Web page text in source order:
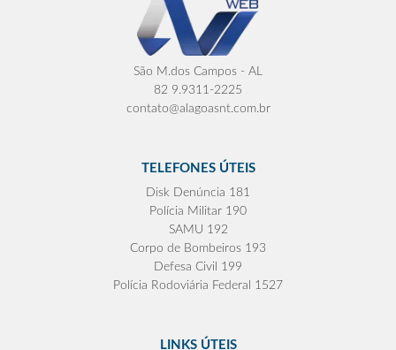
São M.dos Campos - AL
82 9.9311-2225
contato@alagoasnt.com.br
TELEFONES ÚTEIS
Disk Denúncia 181
Polícia Militar 190
SAMU 192
Corpo de Bombeiros 193
Defesa Civil 199
Polícia Rodoviária Federal 1527
LINKS ÚTEIS